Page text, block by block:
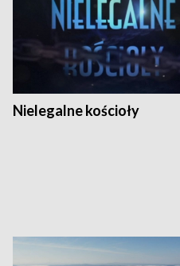
Nielegalne kościoły